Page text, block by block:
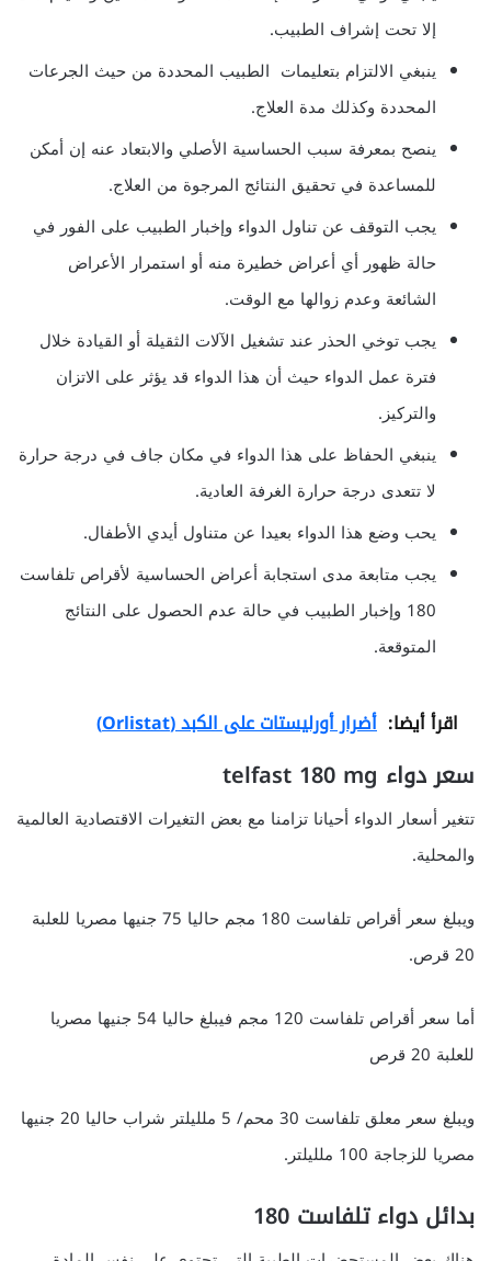
إلا تحت إشراف الطبيب.
ينبغي الالتزام بتعليمات الطبيب المحددة من حيث الجرعات
المحددة وكذلك مدة العلاج.
ينصح بمعرفة سبب الحساسية الأصلي والابتعاد عنه إن أمكن
للمساعدة في تحقيق النتائج المرجوة من العلاج.
يجب التوقف عن تناول الدواء وإخبار الطبيب على الفور في
حالة ظهور أي أعراض خطيرة منه أو استمرار الأعراض
الشائعة وعدم زوالها مع الوقت.
يجب توخي الحذر عند تشغيل الآلات الثقيلة أو القيادة خلال
فترة عمل الدواء حيث أن هذا الدواء قد يؤثر على الاتزان
والتركيز.
ينبغي الحفاظ على هذا الدواء في مكان جاف في درجة حرارة
لا تتعدى درجة حرارة الغرفة العادية.
يحب وضع هذا الدواء بعيدا عن متناول أيدي الأطفال.
يجب متابعة مدى استجابة أعراض الحساسية لأقراص تلفاست
180 وإخبار الطبيب في حالة عدم الحصول على النتائج
المتوقعة.
اقرأ أيضا: أضرار أورليستات على الكبد (Orlistat)
سعر دواء telfast 180 mg
تتغير أسعار الدواء أحيانا تزامنا مع بعض التغيرات الاقتصادية العالمية
والمحلية.
ويبلغ سعر أقراص تلفاست 180 مجم حاليا 75 جنيها مصريا للعلبة
20 قرص.
أما سعر أقراص تلفاست 120 مجم فيبلغ حاليا 54 جنيها مصريا
للعلبة 20 قرص
ويبلغ سعر معلق تلفاست 30 محم/ 5 ملليلتر شراب حاليا 20 جنيها
مصريا للزجاجة 100 ملليلتر.
بدائل دواء تلفاست 180